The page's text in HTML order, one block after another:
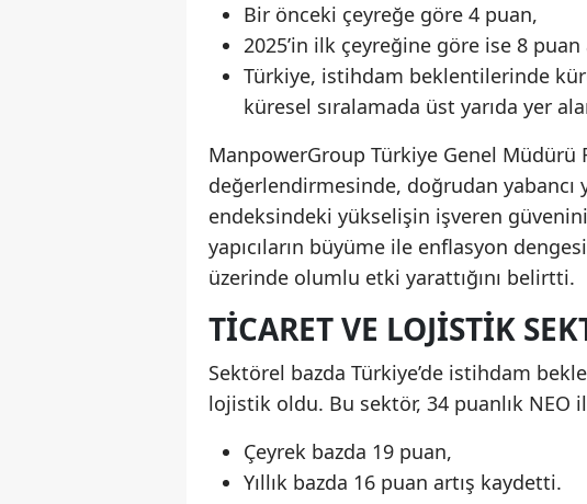
Bir önceki çeyreğe göre 4 puan,
2025’in ilk çeyreğine göre ise 8 puan
Türkiye, istihdam beklentilerinde
küresel sıralamada üst yarıda yer
ManpowerGroup Türkiye Genel Müdürü
değerlendirmesinde, doğrudan yabancı
endeksindeki yükselişin işveren
yapıcıların büyüme ile enflasyon
üzerinde olumlu etki yarattığını belirtti.
TICARET VE LOJISTIK
Sektörel bazda Türkiye’de istihdam
lojistik oldu. Bu sektör, 34 puanlık NEO
Çeyrek bazda 19 puan,
Yıllık bazda 16 puan artış kaydetti.